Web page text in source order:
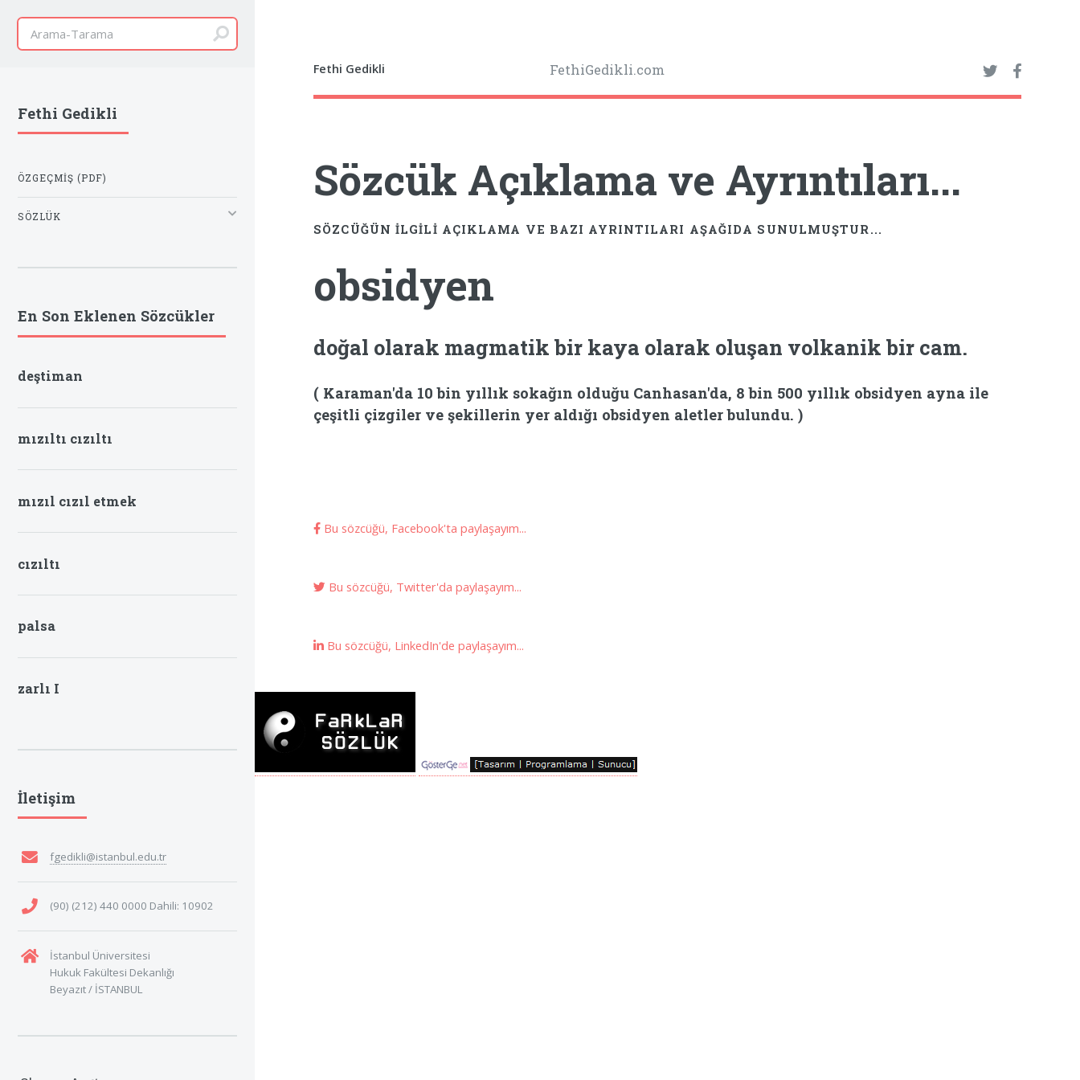
Fethi Gedikli FethiGedikli.com
Sözcük Açıklama ve Ayrıntıları...
SÖZCÜĞÜN ILGILI AÇIKLAMA VE BAZI AYRINTILARI AŞAĞIDA SUNULMUŞTUR...
obsidyen
doğal olarak magmatik bir kaya olarak oluşan volkanik bir cam.
( Karaman'da 10 bin yıllık sokağın olduğu Canhasan'da, 8 bin 500 yıllık obsidyen ayna ile
çeşitli çizgiler ve şekillerin yer aldığı obsidyen aletler bulundu. )
Bu sözcüğü, Facebook'ta paylaşayım...
Bu sözcüğü, Twitter'da paylaşayım...
Bu sözcüğü, LinkedIn'de paylaşayım...
Fethi Gedikli
ÖZGEÇMIŞ (PDF)
SÖZLÜK
En Son Eklenen Sözcükler
deştiman
mızıltı cızıltı
mızıl cızıl etmek
cızıltı
palsa
zarlı I
İletişim
fgedikli@istanbul.edu.tr
(90) (212) 440 0000 Dahili: 10902
İstanbul Üniversitesi
Hukuk Fakültesi Dekanlığı
Beyazıt / İSTANBUL